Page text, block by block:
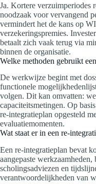
Ja. Kortere verzuimperiodes
noodzaak voor vervangend
vermindert het de kans op
verzekeringspremies.
betaalt zich vaak terug via
binnen de organisatie.
Welke methoden gebruikt
De werkwijze begint met
functionele
volgen. Dit kan omvatten:
capaciteitsmetingen. Op
re-integratieplan opgesteld
evaluatiemomenten.
Wat staat er in een re-
Een re-integratieplan bevat
aangepaste
scholingsadviezen en
verantwoordelijkheden van